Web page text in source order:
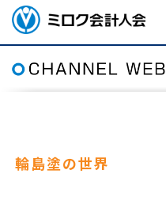
ミロク会計人会 MIROKU
ACCOUNTING PERSON
ASSOCIATION
輪島塗の世界